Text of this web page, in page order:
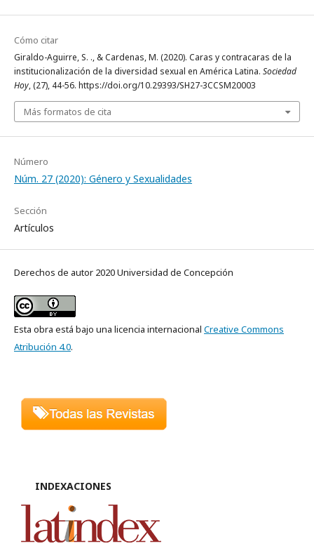
Cómo citar
Giraldo-Aguirre, S. ., & Cardenas, M. (2020). Caras y contracaras de la
institucionalización de la diversidad sexual en América Latina. Sociedad
Hoy, (27), 44-56. https://doi.org/10.29393/SH27-3CCSM20003
Más formatos de cita
Número
Núm. 27 (2020): Género y Sexualidades
Sección
Artículos
Derechos de autor 2020 Universidad de Concepción
Esta obra está bajo una licencia internacional Creative Commons
Atribución 4.0.
INDEXACIONES